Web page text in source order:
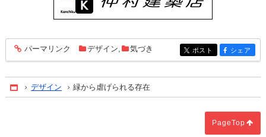
entry2275
パーマリンク デザイン, 気づき entry2275
ポスト entry2275
シェア
Home
デザイン 緑から虐げられる存在
PageTop